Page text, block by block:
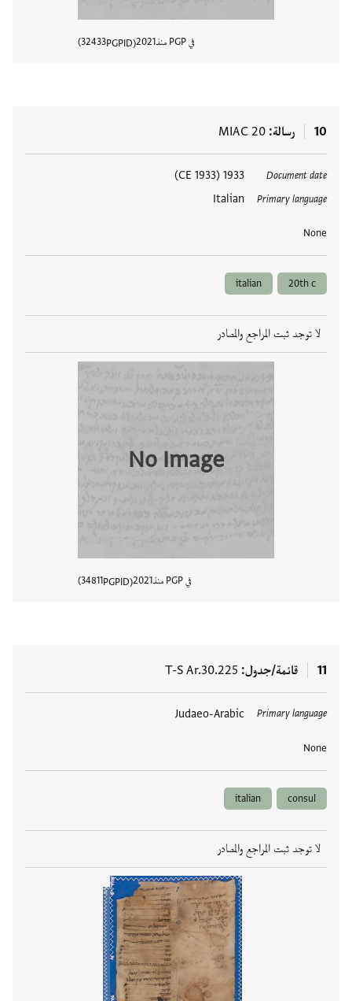
في PGP منذ 2021
PGPID
32433
10 رسالة MIAC 20
Document date
1933 (1933 CE)
Primary language
Italian
None
العلامات
20th c
italian
لا توجد ثبت المراجع والمصادر
No Image
في PGP منذ 2021
PGPID
34811
11 قائمة/جدول T-S Ar.30.225
Primary language
Judaeo-Arabic
None
العلامات
consul
italian
لا توجد ثبت المراجع والمصادر